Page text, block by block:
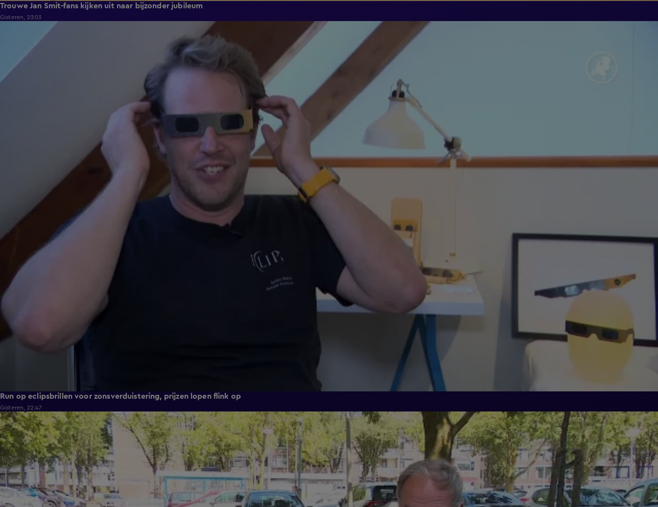
Trouwe Jan Smit-fans kijken uit naar bijzonder jubileum
Gisteren, 23:03
Run op eclipsbrillen voor zonsverduistering, prijzen lopen flink op
Gisteren, 22:47
1:54